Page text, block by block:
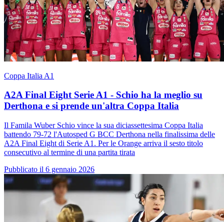
Coppa Italia A1
A2A Final Eight Serie A1 - Schio ha la meglio su
Derthona e si prende un'altra Coppa Italia
Il Famila Wuber Schio vince la sua diciassettesima Coppa Italia
battendo 79-72 l'Autosped G BCC Derthona nella finalissima delle
A2A Final Eight di Serie A1. Per le Orange arriva il sesto titolo
consecutivo al termine di una partita tirata
Pubblicato il 6 gennaio 2026